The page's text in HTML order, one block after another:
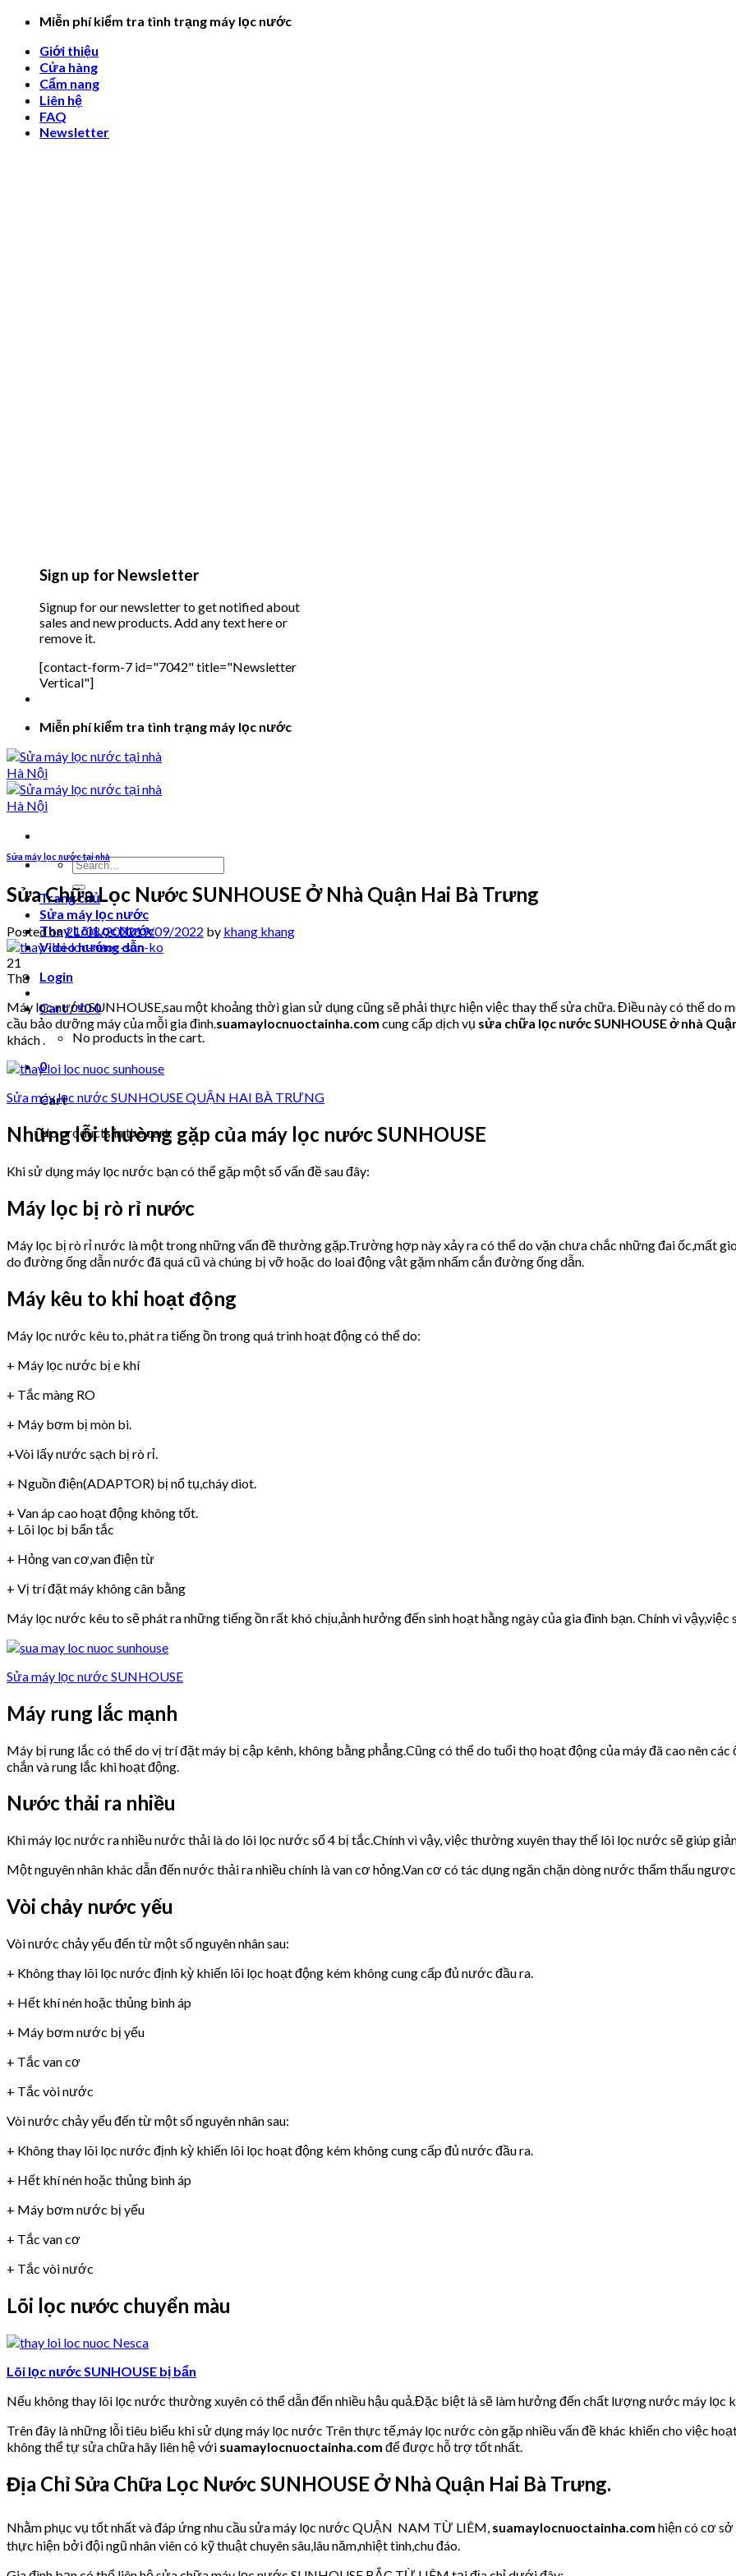
Skip
content
Miễn phí kiểm tra tình trạng máy lọc nước
Giới thiệu
Cửa hàng
Cẩm nang
Liên hệ
FAQ
Newsletter
Sign up for Newsletter
Signup for our newsletter to get notified about
sales and new products. Add any text here or
remove it.
[contact-form-7 id="7042" title="Newsletter
Vertical"]
Miễn phí kiểm tra tình trạng máy lọc nước
Search
for:
Trang chủ
Sửa máy lọc nước
Thay Lõi Lọc Nước
Video hướng dẫn
Login
Cart /₫00
No products in the cart.
0
Cart
No products in the cart.
Sửa máy lọc nước tại nhà
Sửa Chữa Lọc Nước SUNHOUSE Ở Nhà Quận Hai Bà Trưng
Posted on21/08/202219/09/2022 by khang khang
21
Th8
Máy lọc nước SUNHOUSE,sau một khoảng thời gian sử dụng cũng sẽ phải thực hiện việc thay thế sửa chữa. Điều này có thể do
cầu bảo dưỡng máy của mỗi gia đình.suamaylocnuoctainha.com cung cấp dịch vụ sửa chữa lọc nước SUNHOUSE ở nhà
khách .
Sửa máy lọc nước SUNHOUSE QUẬN HAI BÀ TRƯNG
Những lỗi thường gặp của máy lọc nước SUNHOUSE
Khi sử dụng máy lọc nước bạn có thể gặp một số vấn đề sau đây:
Máy lọc bị rò rỉ nước
Máy lọc bị rò rỉ nước là một trong những vấn đề thường gặp.Trường hợp này xảy ra có thể do vặn chưa chắc những đai ốc,mất
do đường ống dẫn nước đã quá cũ và chúng bị vỡ hoặc do loai động vật gặm nhấm cắn đường ống dẫn.
Máy kêu to khi hoạt động
Máy lọc nước kêu to, phát ra tiếng ồn trong quá trình hoạt động có thể do:
+ Máy lọc nước bị e khí
+ Tắc màng RO
+ Máy bơm bị mòn bi.
+Vòi lấy nước sạch bị rò rỉ.
+ Nguồn điện(ADAPTOR) bị nổ tụ,cháy diot.
+ Van áp cao hoạt động không tốt.
+ Lõi lọc bị bẩn tắc
+ Hỏng van cơ,van điện từ
+ Vị trí đặt máy không cân bằng
Máy lọc nước kêu to sẽ phát ra những tiếng ồn rất khó chịu,ảnh hưởng đến sinh hoạt hằng ngày của gia đình bạn. Chính vì
Sửa máy lọc nước SUNHOUSE
Máy rung lắc mạnh
Máy bị rung lắc có thể do vị trí đặt máy bị cập kênh, không bằng phẳng.Cũng có thể do tuổi thọ hoạt động của máy đã cao nên
chắn và rung lắc khi hoạt động.
Nước thải ra nhiều
Khi máy lọc nước ra nhiều nước thải là do lõi lọc nước số 4 bị tắc.Chính vì vậy, việc thường xuyên thay thế lõi lọc nước sẽ giúp
Một nguyên nhân khác dẫn đến nước thải ra nhiều chính là van cơ hỏng.Van cơ có tác dụng ngăn chặn dòng nước thẩm thấu
Vòi chảy nước yếu
Vòi nước chảy yếu đến từ một số nguyên nhân sau:
+ Không thay lõi lọc nước định kỳ khiến lõi lọc hoạt động kém không cung cấp đủ nước đầu ra.
+ Hết khí nén hoặc thủng bình áp
+ Máy bơm nước bị yếu
+ Tắc van cơ
+ Tắc vòi nước
Vòi nước chảy yếu đến từ một số nguyên nhân sau:
+ Không thay lõi lọc nước định kỳ khiến lõi lọc hoạt động kém không cung cấp đủ nước đầu ra.
+ Hết khí nén hoặc thủng bình áp
+ Máy bơm nước bị yếu
+ Tắc van cơ
+ Tắc vòi nước
Lõi lọc nước chuyển màu
Lõi lọc nước SUNHOUSE bị bẩn
Nếu không thay lõi lọc nước thường xuyên có thể dẫn đến nhiều hậu quả.Đặc biệt là sẽ làm hưởng đến chất lượng nước máy lọc
Trên đây là những lỗi tiêu biểu khi sử dụng máy lọc nước Trên thực tế,máy lọc nước còn gặp nhiều vấn đề khác khiến cho việc
không thể tự sửa chữa hãy liên hệ với suamaylocnuoctainha.com để được hỗ trợ tốt nhất.
Địa Chỉ Sửa Chữa Lọc Nước SUNHOUSE Ở Nhà Quận Hai Bà Trưng.
Nhằm phục vụ tốt nhất và đáp ứng nhu cầu sửa máy lọc nước QUẬN NAM TỪ LIÊM, suamaylocnuoctainha.com hiện có cơ
thực hiện bởi đội ngũ nhân viên có kỹ thuật chuyên sâu,lâu năm,nhiệt tình,chu đáo.